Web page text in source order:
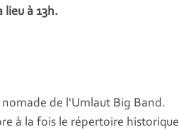
lieu à 13h.
de l'Umlaut Big Band.
à la fois le répertoire historique